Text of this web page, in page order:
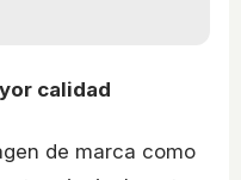
calidad
de marca como